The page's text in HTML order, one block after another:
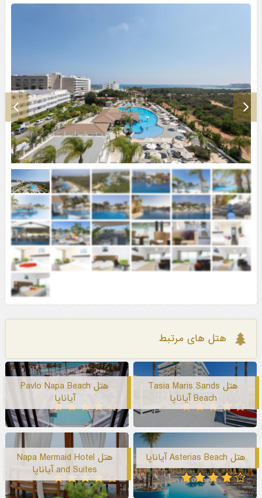
هتل های مرتبط
هتل Tasia Maris Sands
Beach آیاناپا
هتل Pavlo Napa Beach
آیاناپا
هتل Asterias Beach آیاناپا
هتل Napa Mermaid Hotel
and Suites آیاناپا